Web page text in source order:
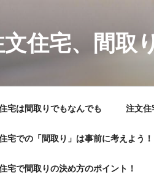
文住宅、間取
宅は間取りでもなんでも 注文住
宅での「間取り」は事前に考えよう！
宅で間取りの決め方のポイント！